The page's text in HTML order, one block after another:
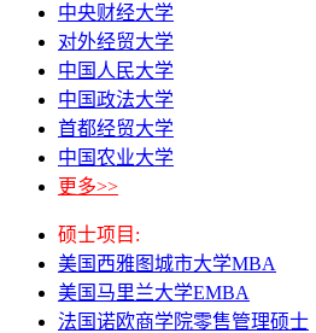
中央财经大学
对外经贸大学
中国人民大学
中国政法大学
首都经贸大学
中国农业大学
更多>>
硕士项目:
美国西雅图城市大学MBA
美国马里兰大学EMBA
法国诺欧商学院零售管理硕士